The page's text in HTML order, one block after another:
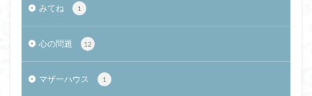
みてね 1
心の問題 12
マザーハウス 1